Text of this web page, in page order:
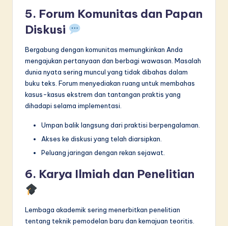
5. Forum Komunitas dan Papan
Diskusi
Bergabung dengan komunitas memungkinkan Anda
mengajukan pertanyaan dan berbagi wawasan. Masalah
dunia nyata sering muncul yang tidak dibahas dalam
buku teks. Forum menyediakan ruang untuk membahas
kasus-kasus ekstrem dan tantangan praktis yang
dihadapi selama implementasi.
Umpan balik langsung dari praktisi berpengalaman.
Akses ke diskusi yang telah diarsipkan.
Peluang jaringan dengan rekan sejawat.
6. Karya Ilmiah dan Penelitian
Lembaga akademik sering menerbitkan penelitian
tentang teknik pemodelan baru dan kemajuan teoritis.